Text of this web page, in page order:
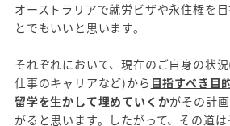
オーストラリアで就労ビザや永住権を
とでもいいと思います。
それぞれにおいて、現在のご自身の状況
仕事のキャリアなど)から 目指すべき目
留学を生かして埋めていくかがその計
がると思います。したがって、その道